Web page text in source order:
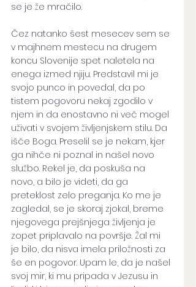
se je že mračilo.
Čez natanko šest mesecev sem se
v majhnem mestecu na drugem
koncu Slovenije spet naletela na
enega izmed njiju. Predstavil mi je
svojo punco in povedal, da po
tistem pogovoru nekaj zgodilo v
njem in da enostavno ni več mogel
uživati v svojem življenjskem stilu. Da
išče Boga. Preselil se je nekam, kjer
ga nihče ni poznal in našel novo
službo. Rekel je, da poskuša na
novo, a bilo je videti, da ga
preteklost zelo preganja. Ko me je
zagledal, se je skoraj zjokal, breme
njegovega prejšnjega življenja je
zopet priplavalo na površje. Žal mi
je bilo, da nisva imela priložnosti za
še en pogovor. Upam le, da je našel
svoj mir, ki mu pripada v Jezusu in